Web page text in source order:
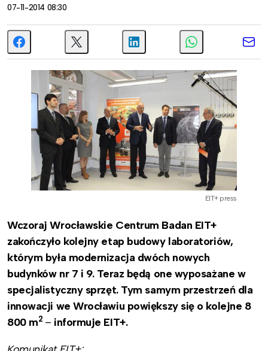
07-11-2014 08:30
EIT+ press
Wczoraj Wrocławskie Centrum Badan EIT+
zakończyło kolejny etap budowy laboratoriów,
którym była modernizacja dwóch nowych
budynków nr 7 i 9. Teraz będą one wyposażane w
specjalistyczny sprzęt. Tym samym przestrzeń dla
innowacji we Wrocławiu powiększy się o kolejne 8
800 m2 – informuje EIT+.